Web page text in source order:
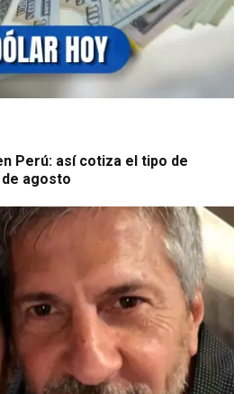
Perú: así cotiza el tipo de
agosto